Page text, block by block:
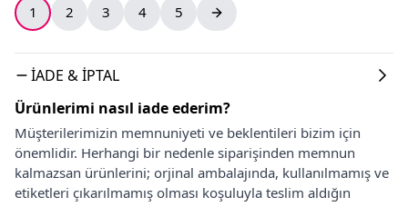
1 2 3 4 5
İADE & İPTAL
Ürünlerimi nasıl iade ederim?
Müşterilerimizin memnuniyeti ve beklentileri bizim için
önemlidir. Herhangi bir nedenle siparişinden memnun
kalmazsan ürünlerini; orjinal ambalajında, kullanılmamış ve
etiketleri çıkarılmamış olması koşuluyla teslim aldığın